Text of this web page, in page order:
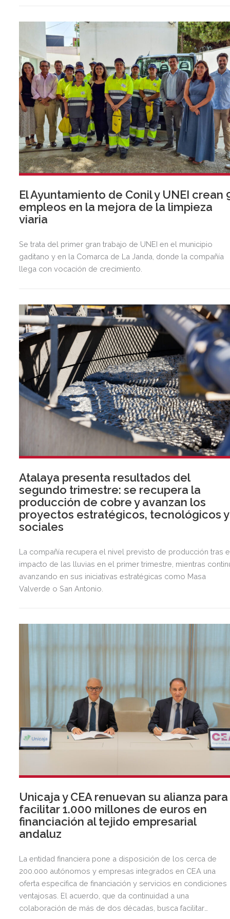
El Ayuntamiento de Conil y UNEI crean
empleos en la mejora de la limpieza
viaria
Se trata del primer gran trabajo de UNEI en el municipio
gaditano y en la Comarca de La Janda, donde la compañía
llega con vocación de crecimiento.
Atalaya presenta resultados del
segundo trimestre: se recupera la
producción de cobre y avanzan los
proyectos estratégicos, tecnológicos y
sociales
La compañía recupera el nivel previsto de producción tras
impacto de las lluvias en el primer trimestre, mientras
avanzando en sus iniciativas estratégicas como Masa
Valverde o San Antonio.
Unicaja y CEA renuevan su alianza para
facilitar 1.000 millones de euros en
financiación al tejido empresarial
andaluz
La entidad financiera pone a disposición de los cerca de
200.000 autónomos y empresas integrados en CEA una
oferta específica de financiación y servicios en condiciones
ventajosas. El acuerdo, que da continuidad a una
colaboración de más de dos décadas, busca facilitar